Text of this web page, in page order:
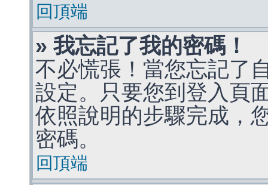
回頂端
» 我忘記了我的密碼！
不必慌張！當您忘記了
設定。只要您到登入頁
依照說明的步驟完成，
密碼。
回頂端